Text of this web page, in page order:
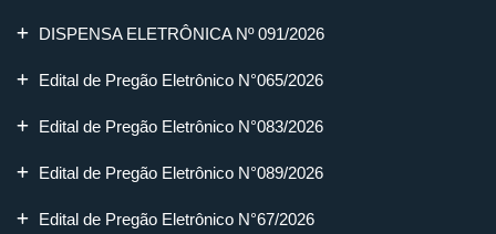
DISPENSA ELETRÔNICA Nº 091/2026
Edital de Pregão Eletrônico N°065/2026
Edital de Pregão Eletrônico N°083/2026
Edital de Pregão Eletrônico N°089/2026
Edital de Pregão Eletrônico N°67/2026